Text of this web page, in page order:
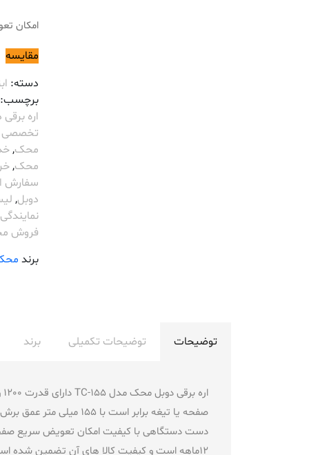
امکان
مقایسه
دسته:
برچسب:
اره
محک,
محک,
سفارش
دوبل,
نمایندگی MAHAK
فروش
برند
توضیحات توضیحات تکمیلی برند
دست دستگاهی با کیفیت امکان تعویض سریع
12ماهه است و کیفیت کالا های آن تضمین شده